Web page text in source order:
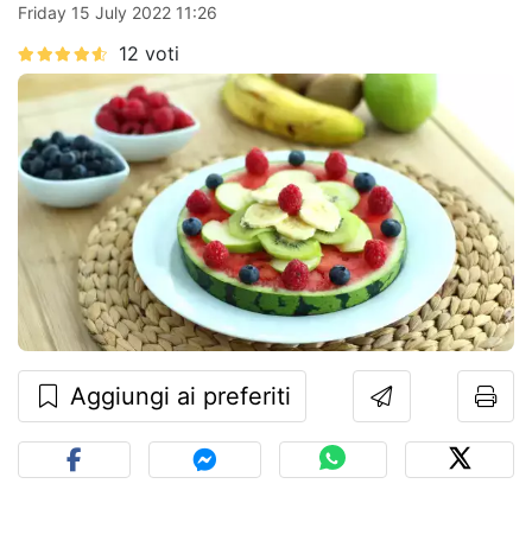
Friday 15 July 2022 11:26
Aggiungi ai preferiti